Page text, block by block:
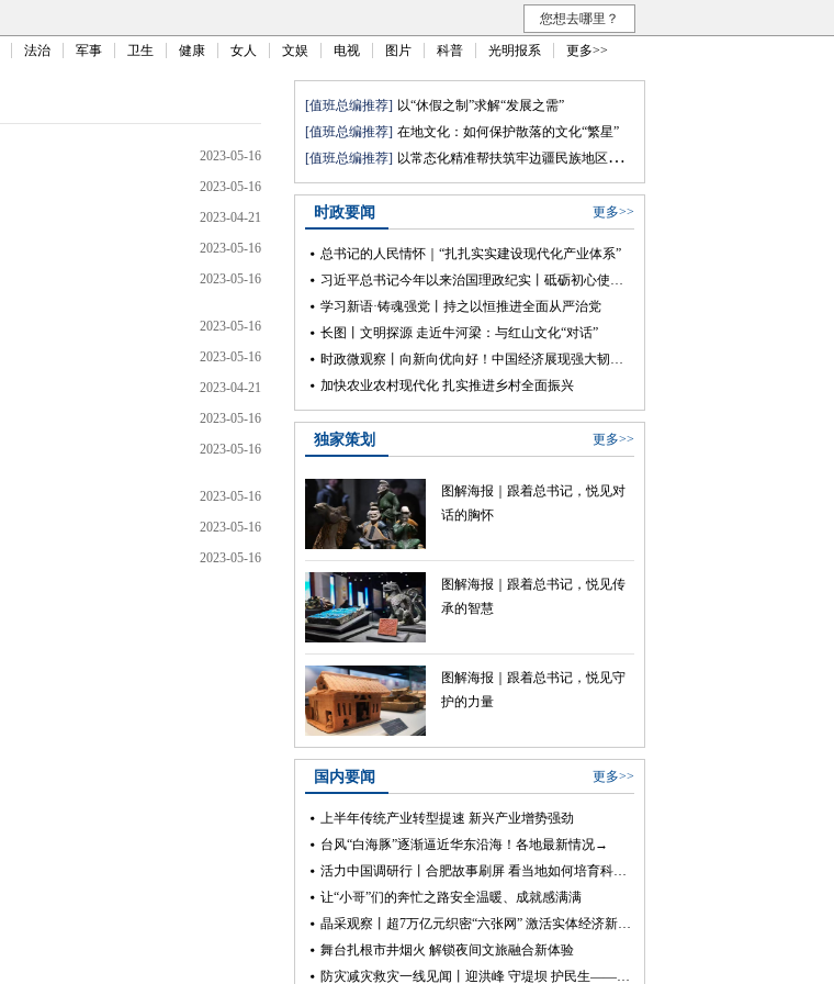
您想去哪里？
法治 军事 卫生 健康 女人 文娱 电视 图片 科普 光明报系 更多>>
2023-05-16
2023-05-16
2023-04-21
2023-05-16
2023-05-16
2023-05-16
2023-05-16
2023-04-21
2023-05-16
2023-05-16
2023-05-16
2023-05-16
2023-05-16